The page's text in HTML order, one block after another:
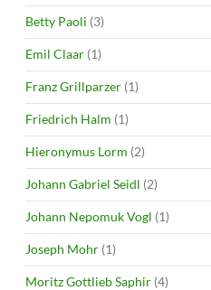
Betty Paoli (3)
Emil Claar (1)
Franz Grillparzer (1)
Friedrich Halm (1)
Hieronymus Lorm (2)
Johann Gabriel Seidl (2)
Johann Nepomuk Vogl (1)
Joseph Mohr (1)
Moritz Gottlieb Saphir (4)